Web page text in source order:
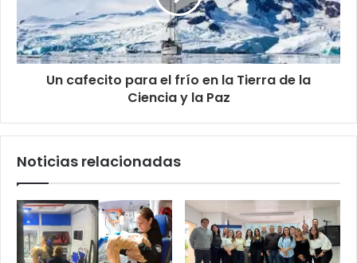
Un cafecito para el frío en la Tierra de la
Ciencia y la Paz
Noticias relacionadas